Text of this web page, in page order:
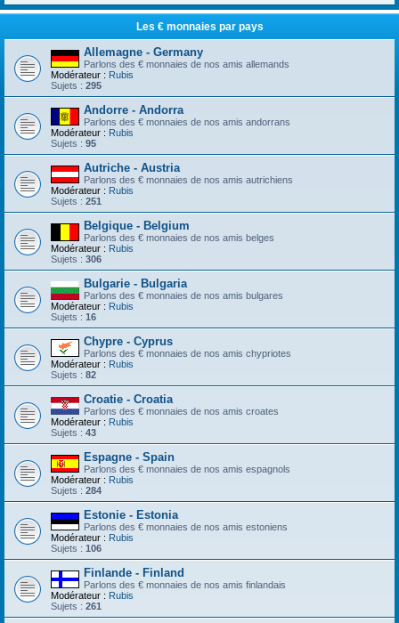
Les € monnaies par pays
Allemagne - Germany
Parlons des € monnaies de nos amis allemands
Modérateur : Rubis
Sujets : 295
Andorre - Andorra
Parlons des € monnaies de nos amis andorrans
Modérateur : Rubis
Sujets : 95
Autriche - Austria
Parlons des € monnaies de nos amis autrichiens
Modérateur : Rubis
Sujets : 251
Belgique - Belgium
Parlons des € monnaies de nos amis belges
Modérateur : Rubis
Sujets : 306
Bulgarie - Bulgaria
Parlons des € monnaies de nos amis bulgares
Modérateur : Rubis
Sujets : 16
Chypre - Cyprus
Parlons des € monnaies de nos amis chypriotes
Modérateur : Rubis
Sujets : 82
Croatie - Croatia
Parlons des € monnaies de nos amis croates
Modérateur : Rubis
Sujets : 43
Espagne - Spain
Parlons des € monnaies de nos amis espagnols
Modérateur : Rubis
Sujets : 284
Estonie - Estonia
Parlons des € monnaies de nos amis estoniens
Modérateur : Rubis
Sujets : 106
Finlande - Finland
Parlons des € monnaies de nos amis finlandais
Modérateur : Rubis
Sujets : 261